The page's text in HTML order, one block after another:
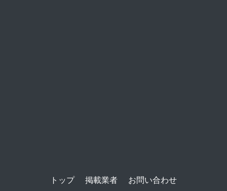
トップ 掲載業者 お問い合わせ